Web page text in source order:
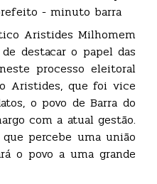
Aristides Milhomem
destacar o papel das
processo eleitoral
Aristides, que foi vice
o povo de Barra do
com a atual gestão.
percebe uma união
o povo a uma grande